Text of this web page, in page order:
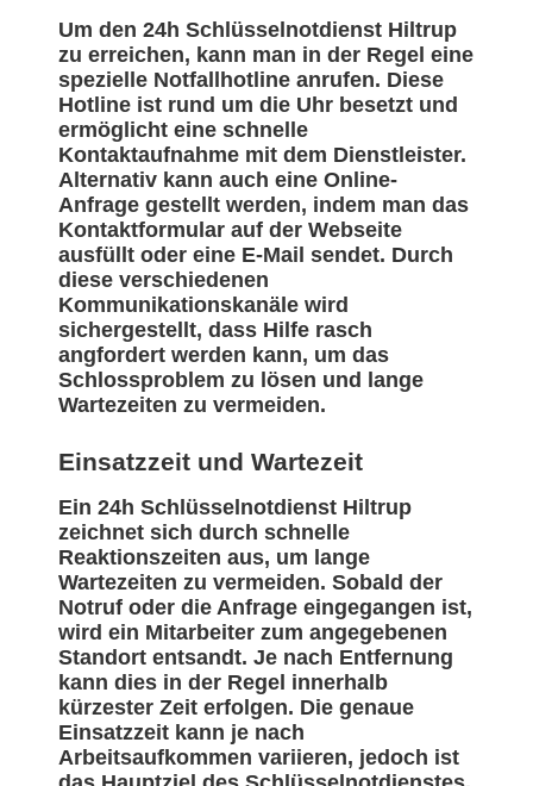
Um den 24h Schlüsselnotdienst Hiltrup
zu erreichen, kann man in der Regel eine
spezielle Notfallhotline anrufen. Diese
Hotline ist rund um die Uhr besetzt und
ermöglicht eine schnelle
Kontaktaufnahme mit dem Dienstleister.
Alternativ kann auch eine Online-
Anfrage gestellt werden, indem man das
Kontaktformular auf der Webseite
ausfüllt oder eine E-Mail sendet. Durch
diese verschiedenen
Kommunikationskanäle wird
sichergestellt, dass Hilfe rasch
angfordert werden kann, um das
Schlossproblem zu lösen und lange
Wartezeiten zu vermeiden.
Einsatzzeit und Wartezeit
Ein 24h Schlüsselnotdienst Hiltrup
zeichnet sich durch schnelle
Reaktionszeiten aus, um lange
Wartezeiten zu vermeiden. Sobald der
Notruf oder die Anfrage eingegangen ist,
wird ein Mitarbeiter zum angegebenen
Standort entsandt. Je nach Entfernung
kann dies in der Regel innerhalb
kürzester Zeit erfolgen. Die genaue
Einsatzzeit kann je nach
Arbeitsaufkommen variieren, jedoch ist